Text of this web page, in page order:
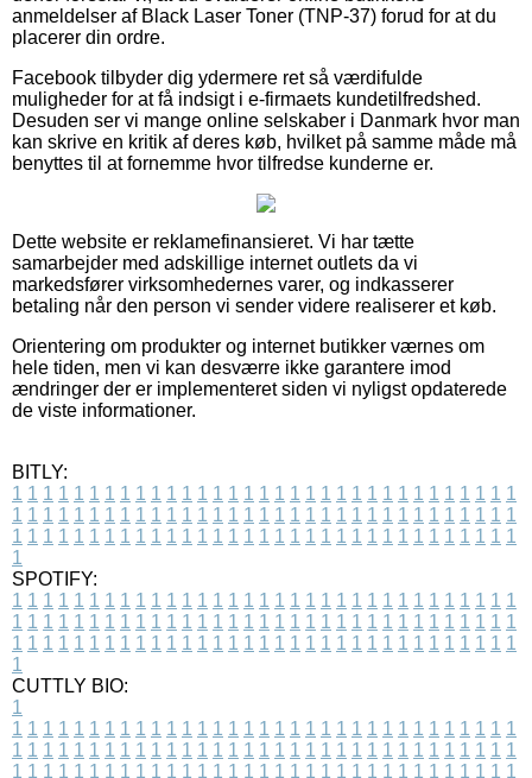
anmeldelser af Black Laser Toner (TNP-37) forud for at du
placerer din ordre.
Facebook tilbyder dig ydermere ret så værdifulde
muligheder for at få indsigt i e-firmaets kundetilfredshed.
Desuden ser vi mange online selskaber i Danmark hvor man
kan skrive en kritik af deres køb, hvilket på samme måde må
benyttes til at fornemme hvor tilfredse kunderne er.
Dette website er reklamefinansieret. Vi har tætte
samarbejder med adskillige internet outlets da vi
markedsfører virksomhedernes varer, og indkasserer
betaling når den person vi sender videre realiserer et køb.
Orientering om produkter og internet butikker værnes om
hele tiden, men vi kan desværre ikke garantere imod
ændringer der er implementeret siden vi nyligst opdaterede
de viste informationer.
BITLY:
1 1 1 1 1 1 1 1 1 1 1 1 1 1 1 1 1 1 1 1 1 1 1 1 1 1 1 1 1 1 1 1 1
1 1 1 1 1 1 1 1 1 1 1 1 1 1 1 1 1 1 1 1 1 1 1 1 1 1 1 1 1 1 1 1 1
1 1 1 1 1 1 1 1 1 1 1 1 1 1 1 1 1 1 1 1 1 1 1 1 1 1 1 1 1 1 1 1 1
1
SPOTIFY:
1 1 1 1 1 1 1 1 1 1 1 1 1 1 1 1 1 1 1 1 1 1 1 1 1 1 1 1 1 1 1 1 1
1 1 1 1 1 1 1 1 1 1 1 1 1 1 1 1 1 1 1 1 1 1 1 1 1 1 1 1 1 1 1 1 1
1 1 1 1 1 1 1 1 1 1 1 1 1 1 1 1 1 1 1 1 1 1 1 1 1 1 1 1 1 1 1 1 1
1
CUTTLY BIO:
1
1 1 1 1 1 1 1 1 1 1 1 1 1 1 1 1 1 1 1 1 1 1 1 1 1 1 1 1 1 1 1 1 1
1 1 1 1 1 1 1 1 1 1 1 1 1 1 1 1 1 1 1 1 1 1 1 1 1 1 1 1 1 1 1 1 1
1 1 1 1 1 1 1 1 1 1 1 1 1 1 1 1 1 1 1 1 1 1 1 1 1 1 1 1 1 1 1 1 1